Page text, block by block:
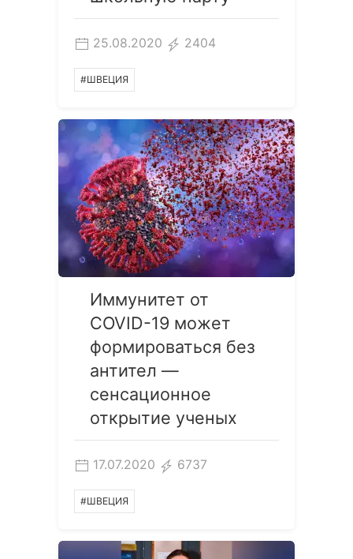
25.08.2020 2404
#ШВЕЦИЯ
Иммунитет от
COVID-19 может
формироваться без
антител —
сенсационное
открытие ученых
17.07.2020 6737
#ШВЕЦИЯ